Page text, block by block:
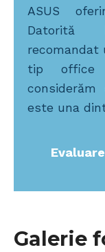
ASUS
Datorită
recomandat
tip office
considerăm
este una
Galerie